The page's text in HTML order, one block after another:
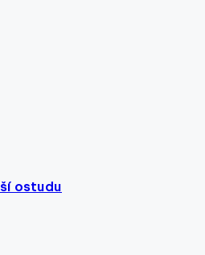
ostudu